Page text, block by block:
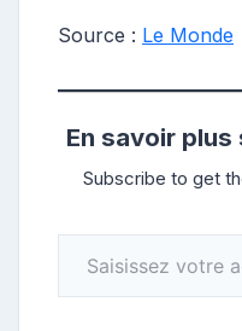
Source : Le Monde
En savoir
Subscribe to get
Saisissez votre adresse e-mail…